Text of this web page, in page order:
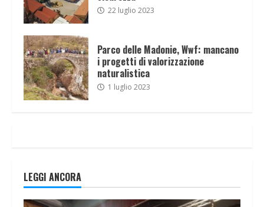
22 luglio 2023
Parco delle Madonie, Wwf: mancano
i progetti di valorizzazione
naturalistica
1 luglio 2023
LEGGI ANCORA